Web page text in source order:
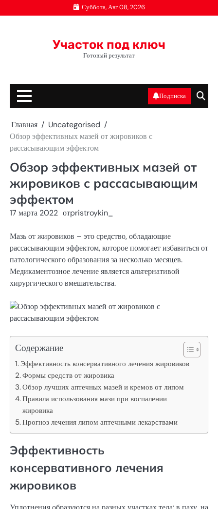
к
Суббота, Авг 08, 2026
Участок под ключ
Готовый результат
Подписка
Главная
Uncategorised
Обзор эффективных мазей от жировиков с
рассасывающим эффектом
Обзор эффективных мазей от
жировиков с рассасывающим
эффектом
17 марта 2022 отpristroykin_
Мазь от жировиков – это средство, обладающие
рассасывающим эффектом, которое помогает избавиться от
патологического образования за несколько месяцев.
Медикаментозное лечение является альтернативой
хирургического вмешательства.
Содержание
Эффективность консервативного лечения жировиков
Формы средств от жировика
Обзор лучших аптечных мазей и кремов от липом
Правила использования мази при воспалении
жировика
Прогноз лечения липом аптечными лекарствами
Эффективность
консервативного лечения
жировиков